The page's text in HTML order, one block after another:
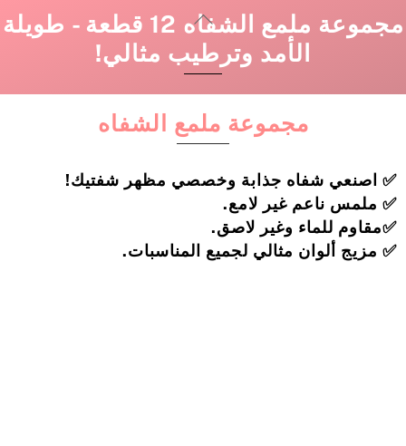
Skip
to
مجموعة ملمع الشفاه 12 قطعة - طويلة
الأمد وترطيب مثالي!
مجموعة ملمع الشفاه
✅ اصنعي شفاه جذابة وخصصي مظهر شفتيك!
✅ ملمس ناعم غير لامع.
✅مقاوم للماء وغير لاصق.
✅ مزيج ألوان مثالي لجميع المناسبات.
Back
To
Top